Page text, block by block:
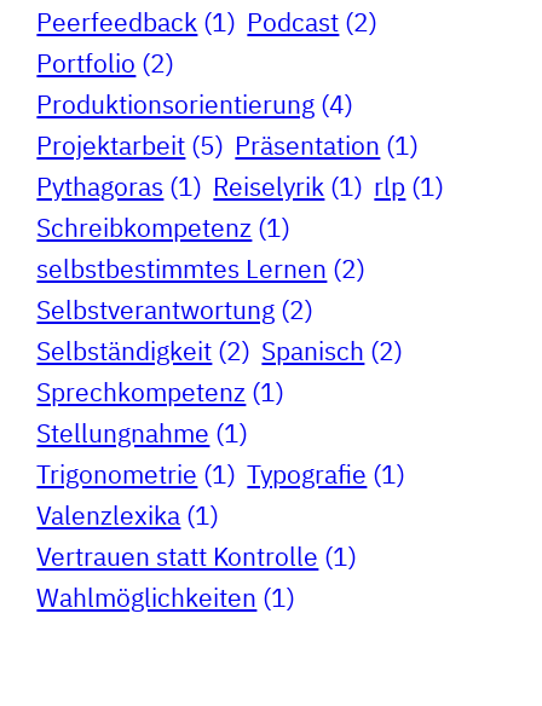
Peerfeedback (1) Podcast (2)
Portfolio (2)
Produktionsorientierung (4)
Projektarbeit (5) Präsentation (1)
Pythagoras (1) Reiselyrik (1) rlp (1)
Schreibkompetenz (1)
selbstbestimmtes Lernen (2)
Selbstverantwortung (2)
Selbständigkeit (2) Spanisch (2)
Sprechkompetenz (1)
Stellungnahme (1)
Trigonometrie (1) Typografie (1)
Valenzlexika (1)
Vertrauen statt Kontrolle (1)
Wahlmöglichkeiten (1)